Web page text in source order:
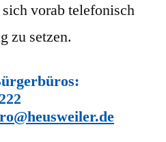
vorab telefonisch
zu setzen.